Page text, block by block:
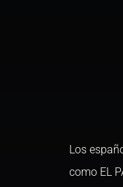
Los
como EL